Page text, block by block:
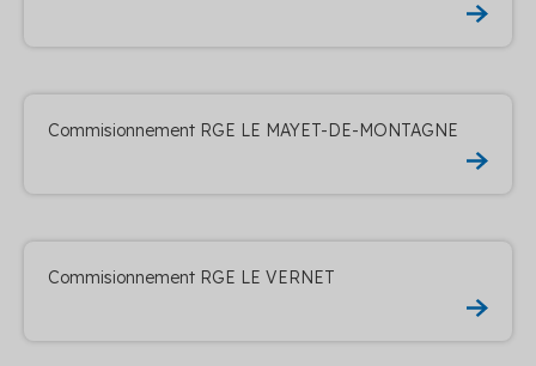
Commisionnement RGE LE MAYET-DE-MONTAGNE
Commisionnement RGE LE VERNET